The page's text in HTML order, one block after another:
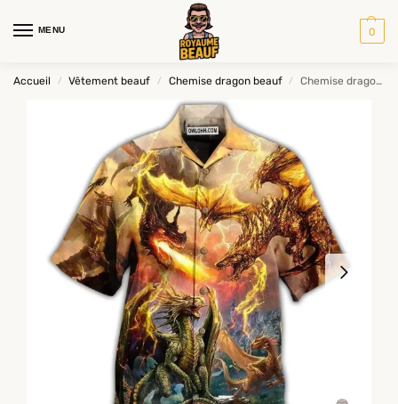
MENU 0
Accueil / Vêtement beauf / Chemise dragon beauf / Chemise dragon flamme